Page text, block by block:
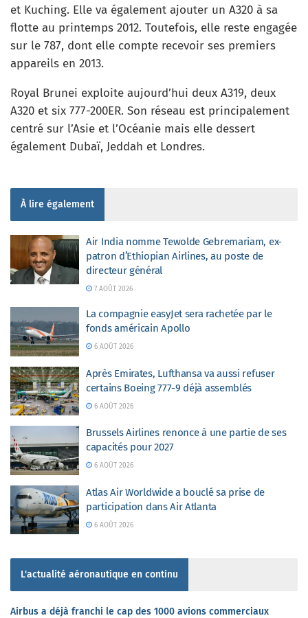
et Kuching. Elle va également ajouter un A320 à sa
flotte au printemps 2012. Toutefois, elle reste engagée
sur le 787, dont elle compte recevoir ses premiers
appareils en 2013.
Royal Brunei exploite aujourd’hui deux A319, deux
A320 et six 777-200ER. Son réseau est principalement
centré sur l’Asie et l’Océanie mais elle dessert
également Dubaï, Jeddah et Londres.
À lire également
Air India nomme Tewolde Gebremariam, ex-
patron d’Ethiopian Airlines, au poste de
directeur général
7 AOÛT 2026
La compagnie easyJet sera rachetée par le
fonds américain Apollo
6 AOÛT 2026
Après Emirates, Lufthansa va aussi refuser
certains Boeing 777-9 déjà assemblés
6 AOÛT 2026
Brussels Airlines renonce à une partie de ses
capacités pour 2027
6 AOÛT 2026
Atlas Air Worldwide a bouclé sa prise de
participation dans Air Atlanta
6 AOÛT 2026
L'actualité aéronautique en continu
Airbus a déjà franchi le cap des 1000 avions commerciaux